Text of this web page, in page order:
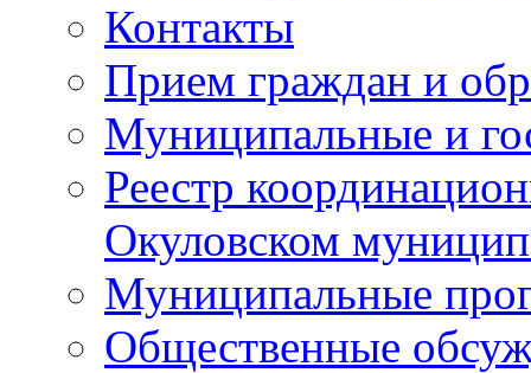
Контакты
Прием граждан и
Муниципальные и
Реестр
Окуловском
Муниципальные
Общественные